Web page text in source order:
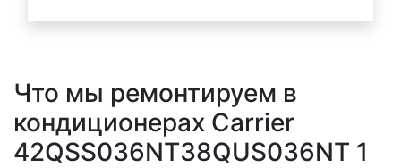
Что мы ремонтируем в
кондиционерах Carrier
42QSS036NT38QUS036NT 1